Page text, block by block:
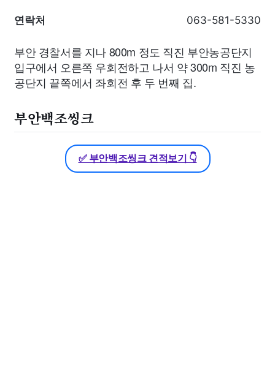
연락처 063-581-5330
부안 경찰서를 지나 800m 정도 직진 부안농공단지
입구에서 오른쪽 우회전하고 나서 약 300m 직진 농
공단지 끝쪽에서 좌회전 후 두 번째 집.
부안백조씽크
✅ 부안백조씽크 견적보기 👇